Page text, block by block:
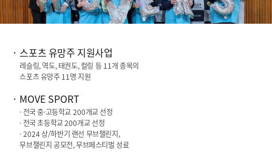
스포츠 유망주 지원사업
레슬링, 역도, 태권도, 컬링 등11개 종목의
스포츠 유망주11명 지원
MOVE SPORT
· 전국 중·고등학교200개교 선정
· 전국 초등학교200개교 선정
·2024상/하반기 랜선 무브챌린지,
무브챌린지 공모전, 무브페스티벌 성료